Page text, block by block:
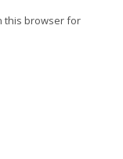
this browser for